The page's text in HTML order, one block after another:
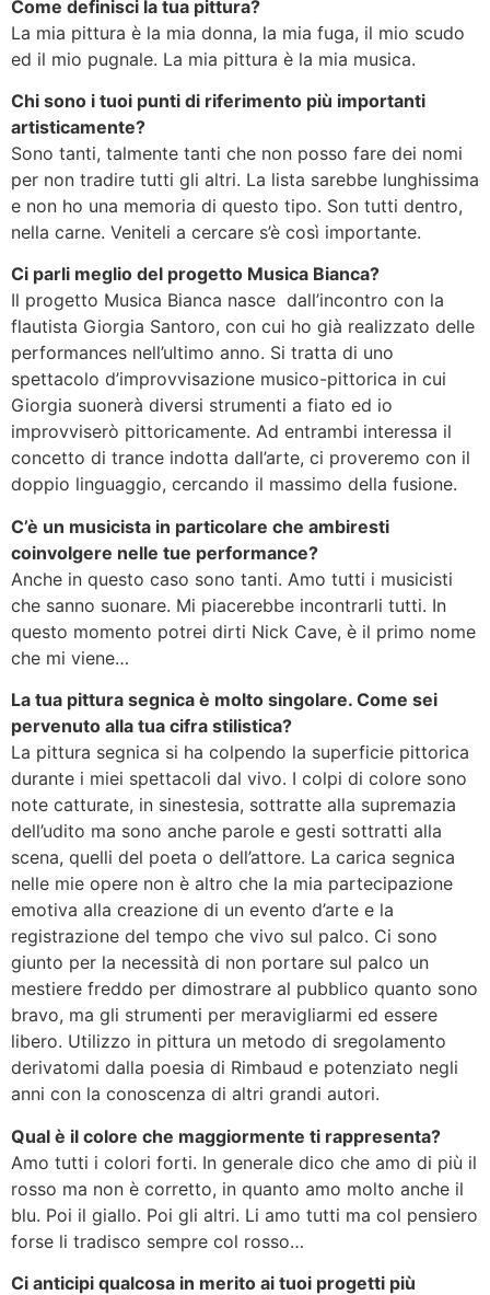
Come definisci la tua pittura?
La mia pittura è la mia donna, la mia fuga, il mio scudo
ed il mio pugnale. La mia pittura è la mia musica.
Chi sono i tuoi punti di riferimento più importanti
artisticamente?
Sono tanti, talmente tanti che non posso fare dei nomi
per non tradire tutti gli altri. La lista sarebbe lunghissima
e non ho una memoria di questo tipo. Son tutti dentro,
nella carne. Veniteli a cercare s’è così importante.
Ci parli meglio del progetto Musica Bianca?
Il progetto Musica Bianca nasce dall’incontro con la
flautista Giorgia Santoro, con cui ho già realizzato delle
performances nell’ultimo anno. Si tratta di uno
spettacolo d’improvvisazione musico-pittorica in cui
Giorgia suonerà diversi strumenti a fiato ed io
improvviserò pittoricamente. Ad entrambi interessa il
concetto di trance indotta dall’arte, ci proveremo con il
doppio linguaggio, cercando il massimo della fusione.
C’è un musicista in particolare che ambiresti
coinvolgere nelle tue performance?
Anche in questo caso sono tanti. Amo tutti i musicisti
che sanno suonare. Mi piacerebbe incontrarli tutti. In
questo momento potrei dirti Nick Cave, è il primo nome
che mi viene…
La tua pittura segnica è molto singolare. Come sei
pervenuto alla tua cifra stilistica?
La pittura segnica si ha colpendo la superficie pittorica
durante i miei spettacoli dal vivo. I colpi di colore sono
note catturate, in sinestesia, sottratte alla supremazia
dell’udito ma sono anche parole e gesti sottratti alla
scena, quelli del poeta o dell’attore. La carica segnica
nelle mie opere non è altro che la mia partecipazione
emotiva alla creazione di un evento d’arte e la
registrazione del tempo che vivo sul palco. Ci sono
giunto per la necessità di non portare sul palco un
mestiere freddo per dimostrare al pubblico quanto sono
bravo, ma gli strumenti per meravigliarmi ed essere
libero. Utilizzo in pittura un metodo di sregolamento
derivatomi dalla poesia di Rimbaud e potenziato negli
anni con la conoscenza di altri grandi autori.
Qual è il colore che maggiormente ti rappresenta?
Amo tutti i colori forti. In generale dico che amo di più il
rosso ma non è corretto, in quanto amo molto anche il
blu. Poi il giallo. Poi gli altri. Li amo tutti ma col pensiero
forse li tradisco sempre col rosso…
Ci anticipi qualcosa in merito ai tuoi progetti più